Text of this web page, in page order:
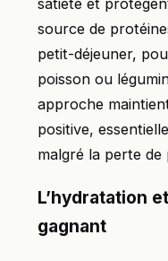
source de
petit-déjeuner,
poisson ou
approche
positive,
malgré la perte de
L’hydratation
gagnant